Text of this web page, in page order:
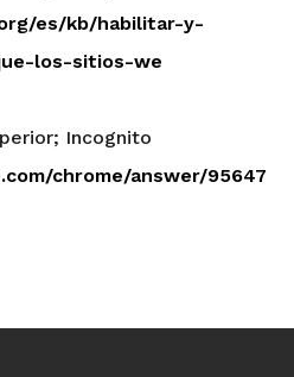
es/kb/habilitar-y-
los-sitios-we
Incognito
chrome/answer/95647